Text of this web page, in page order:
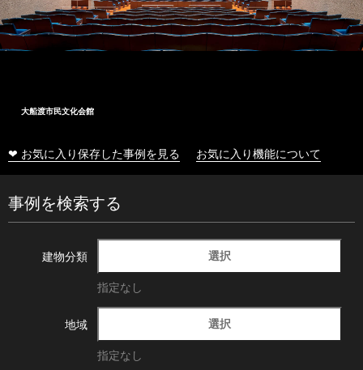
大船渡市民文化会館
❤ お気に入り保存した事例を見る お気に入り機能について
事例を検索する
建物分類 選択
指定なし
地域 選択
指定なし